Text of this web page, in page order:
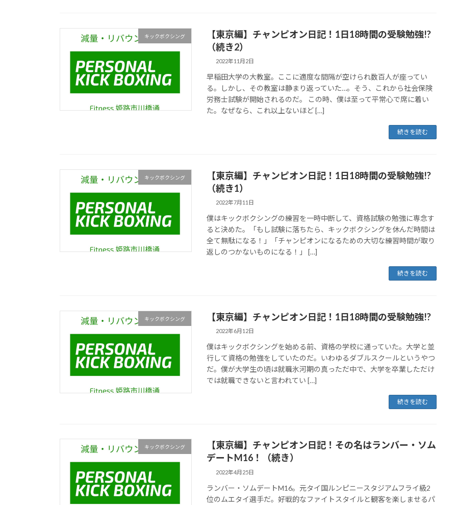
キックボクシング
【東京編】チャンピオン日記！1日18時間の受験勉強!?
（続き2）
2022年11月2日
早稲田大学の大教室。ここに適度な間隔が空けられ数百人が座ってい
る。しかし、その教室は静まり返っていた…。そう、これから社会保険
労務士試験が開始されるのだ。 この時、僕は至って平常心で席に着い
た。なぜなら、これ以上ないほど […]
続きを読む
キックボクシング
【東京編】チャンピオン日記！1日18時間の受験勉強!?
（続き1）
2022年7月11日
僕はキックボクシングの練習を一時中断して、資格試験の勉強に専念す
ると決めた。「もし試験に落ちたら、キックボクシングを休んだ時間は
全て無駄になる！」「チャンピオンになるための大切な練習時間が取り
返しのつかないものになる！」 […]
続きを読む
キックボクシング 【東京編】チャンピオン日記！1日18時間の受験勉強!?
2022年6月12日
僕はキックボクシングを始める前、資格の学校に通っていた。大学と並
行して資格の勉強をしていたのだ。いわゆるダブルスクールというやつ
だ。僕が大学生の頃は就職氷河期の真っただ中で、大学を卒業しただけ
では就職できないと言われてい […]
続きを読む
キックボクシング
【東京編】チャンピオン日記！その名はランバー・ソム
デートM16！（続き）
2022年4月25日
ランバー・ソムデートM16。元タイ国ルンピニースタジアムフライ級2
位のムエタイ選手だ。好戦的なファイトスタイルと観客を楽しませるパ